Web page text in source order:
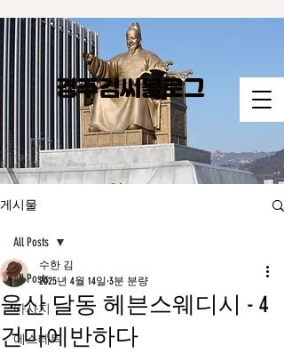
경주김씨​블로그
게시물
All Posts
마사지
에스테틱
All Posts
울산 달동 헤븐스웨디시 - 4
건마에반하다
수한 김
2025년 4월 14일 3분 분량